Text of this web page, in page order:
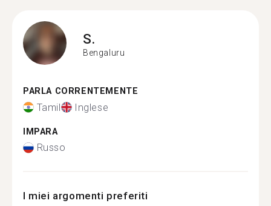
S.
Bengaluru
PARLA CORRENTEMENTE
Tamil Inglese
IMPARA
Russo
I miei argomenti preferiti